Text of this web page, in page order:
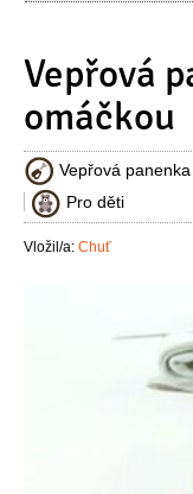
Vepřová
omáčkou
Vepřová panenka
Pro děti
Vložil/a: Chuť